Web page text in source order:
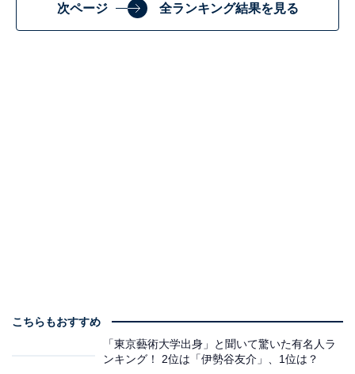
次ページ 全ランキング結果を見る
こちらもおすすめ
「東京藝術大学出身」と聞いて驚いた有名人ラ
ンキング！ 2位は「伊勢谷友介」、1位は？